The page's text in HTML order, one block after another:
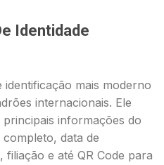
Identidade
mais moderno
internacionais. Ele
informações do
data de
filiação e até QR Code para